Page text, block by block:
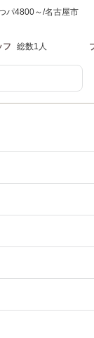
パ4800～/名古屋市
フ 総数1人